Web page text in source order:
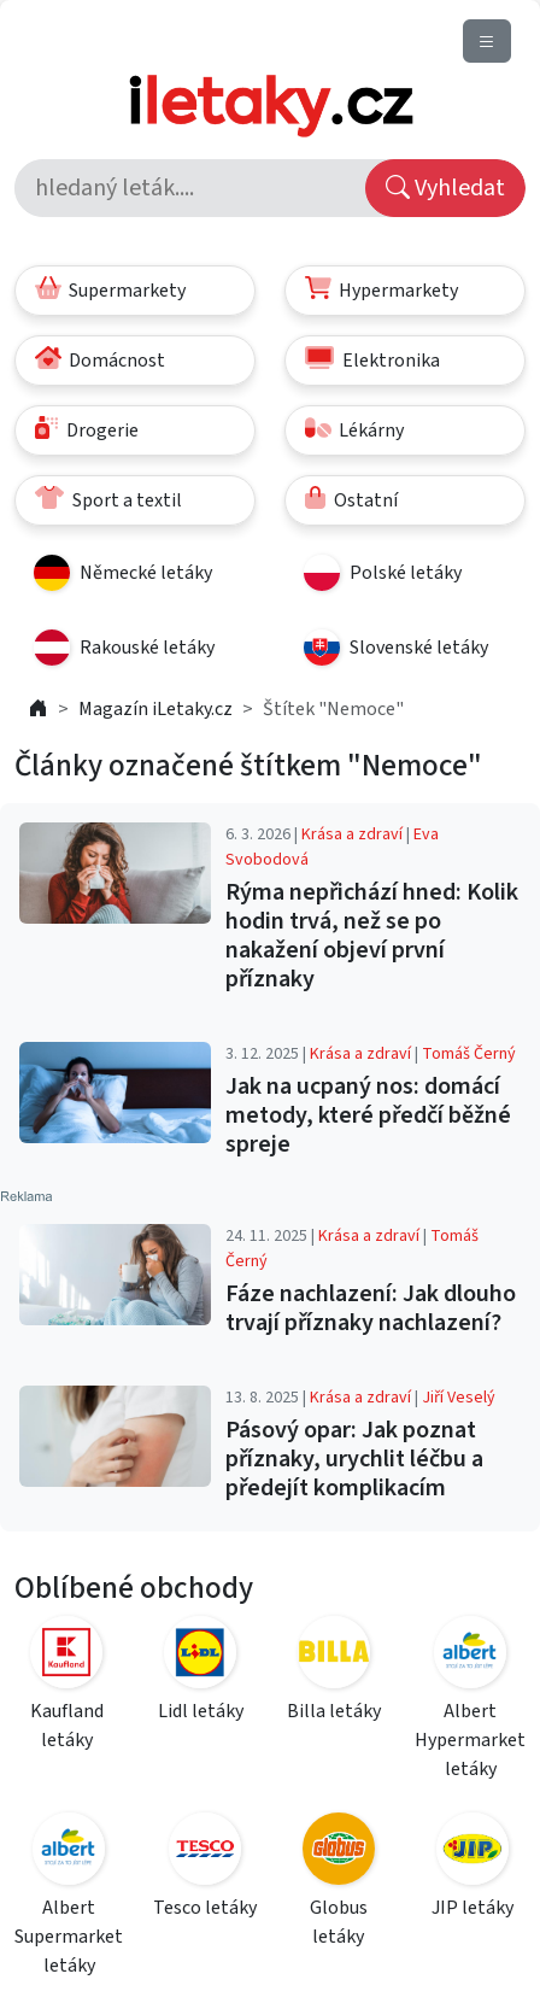
Vyhledat
Supermarkety Hypermarkety
Domácnost Elektronika
Drogerie Lékárny
Sport a textil Ostatní
Německé letáky Polské letáky
Rakouské letáky Slovenské letáky
Magazín iLetaky.cz Štítek "Nemoce"
Články označené štítkem "Nemoce"
6. 3. 2026 |Krása a zdraví|Eva
Svobodová
Rýma nepřichází hned: Kolik
hodin trvá, než se po
nakažení objeví první
příznaky
3. 12. 2025 |Krása a zdraví| Tomáš Černý
Jak na ucpaný nos: domácí
metody, které předčí běžné
spreje
24. 11. 2025 |Krása a zdraví| Tomáš
Černý
Fáze nachlazení: Jak dlouho
trvají příznaky nachlazení?
13. 8. 2025 |Krása a zdraví| Jiří Veselý
Pásový opar: Jak poznat
příznaky, urychlit léčbu a
předejít komplikacím
Oblíbené obchody
Kaufland
letáky
Lidl letáky Billa letáky
Albert
Hypermarket
letáky
Albert
Supermarket
letáky
Tesco letáky
Globus
letáky
JIP letáky